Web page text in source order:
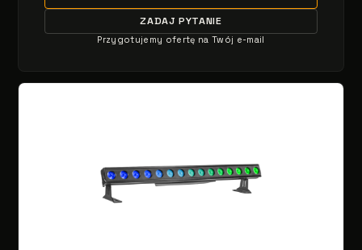
ZADAJ PYTANIE
Przygotujemy ofertę na Twój e-mail